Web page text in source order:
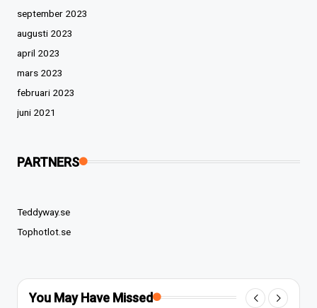
september 2023
augusti 2023
april 2023
mars 2023
februari 2023
juni 2021
PARTNERS
Teddyway.se
Tophotlot.se
You May Have Missed